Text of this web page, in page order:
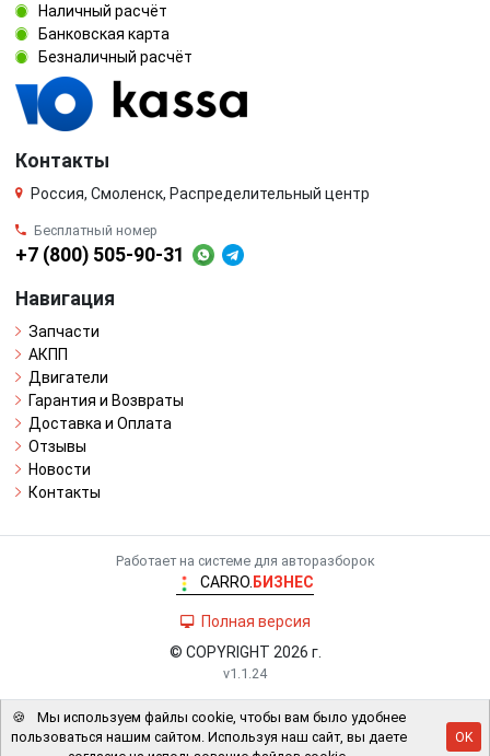
Наличный расчёт
Банковская карта
Безналичный расчёт
Контакты
Россия, Смоленск, Распределительный центр
Бесплатный номер
+7 (800) 505-90-31
Навигация
Запчасти
АКПП
Двигатели
Гарантия и Возвраты
Доставка и Оплата
Отзывы
Новости
Контакты
Работает на системе для авторазборок
CARRO. БИЗНЕС
Полная версия
© COPYRIGHT 2026 г.
v1.1.24
🍪
Мы используем файлы cookie, чтобы вам было удобнее
пользоваться нашим сайтом. Используя наш сайт, вы даете
OK